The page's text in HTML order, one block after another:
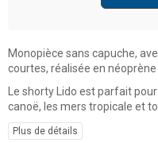
Monopièce sans capuche,
courtes, réalisée en
Le shorty Lido est parfait
canoë, les mers tropicale et
Plus de détails